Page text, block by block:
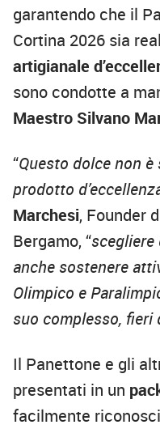
garantendo che il
Cortina 2026 sia
artigianale
sono condotte a
Maestro Silvano
“Questo dolce non
prodotto
Marchesi, Founder
Bergamo, “
anche sostenere
Olimpico e
suo complesso, fieri
Il Panettone e gli
presentati in un
facilmente